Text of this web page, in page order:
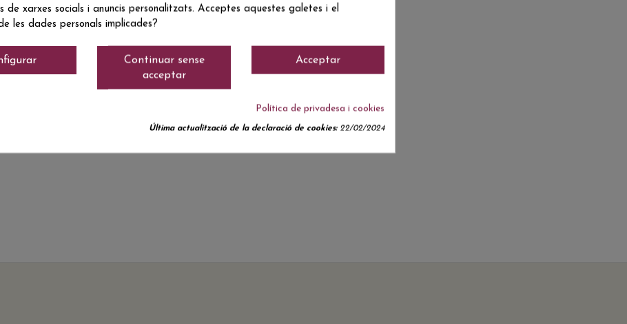
de xarxes socials i anuncis personalitzats. Acceptes aquestes galetes i el
les dades personals implicades?
Acceptar
Continuar sense
acceptar
Política de privadesa i cookies
Última actualització de la declaració de cookies:22/02/2024